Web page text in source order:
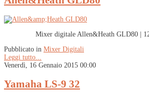
Mixer digitale Allen&Heath GLD80 |
Pubblicato in Mixer Digitali
Leggi tutto...
Venerdì, 16 Gennaio 2015 00:00
Yamaha LS-9 32